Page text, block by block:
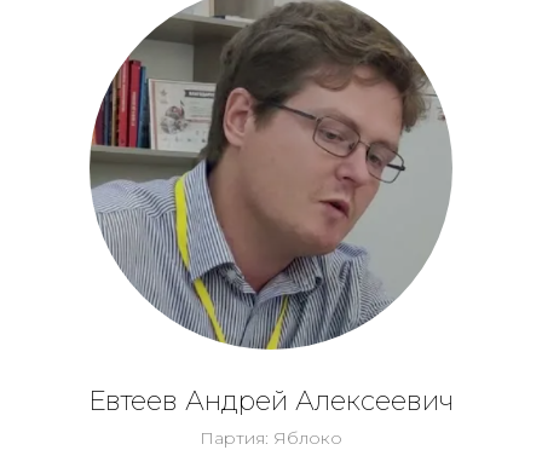
Евтеев Андрей Алексеевич
Партия: Яблоко